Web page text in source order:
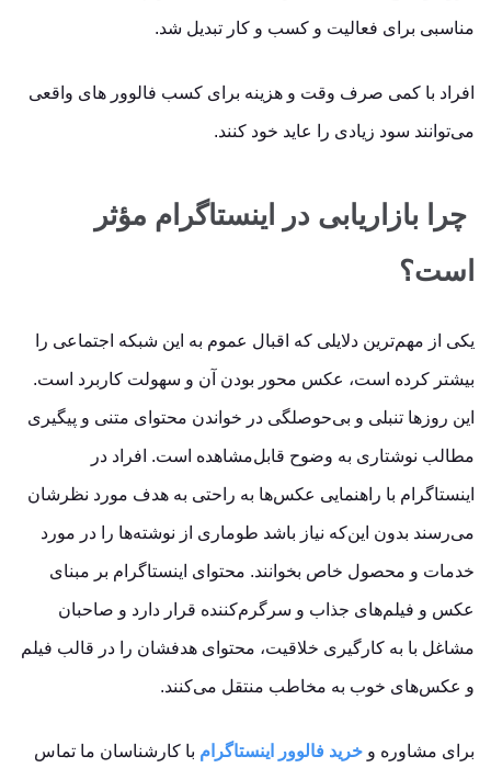
مناسبی برای فعالیت و کسب و کار تبدیل شد.
افراد با کمی صرف وقت و هزینه برای کسب فالوور های واقعی
می‌توانند سود زیادی را عاید خود کنند.
چرا بازاریابی در اینستاگرام مؤثر
است؟
یکی از مهم‌ترین دلایلی که اقبال عموم به این شبکه اجتماعی را
بیشتر کرده ‌است، عکس محور بودن آن و سهولت کاربرد است.
این روزها تنبلی و بی‌حوصلگی در خواندن محتوای متنی و پیگیری
مطالب نوشتاری به‌ وضوح قابل‌مشاهده است. افراد در
اینستاگرام با راهنمایی عکس‌ها به ‌راحتی به هدف مورد نظرشان
می‌رسند بدون این‌که نیاز باشد طوماری از نوشته‌ها را در مورد
خدمات و محصول خاص بخوانند. محتوای اینستاگرام بر مبنای
عکس و فیلم‌های جذاب و سرگرم‌کننده قرار دارد و صاحبان
مشاغل با به‌ کارگیری خلاقیت، محتوای هدفشان را در قالب فیلم
و عکس‌های خوب به مخاطب منتقل می‌کنند.
برای مشاوره و خرید فالوور اینستاگرام با کارشناسان ما تماس